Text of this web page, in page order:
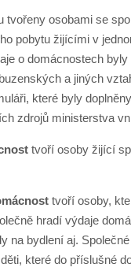
tvořeny osobami se
pobytu žijícími v
o domácnostech
a jiných
které byly
zdrojů ministerstva
tvoří osoby žijící
tvoří osoby,
hradí výdaje
na bydlení aj.
které do příslušné